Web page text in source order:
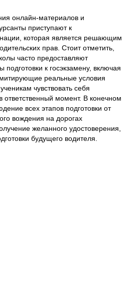
онлайн-материалов и
приступают к
которая является решающим
прав. Стоит отметить,
часто предоставляют
к госэкзамену, включая
реальные условия
чувствовать себя
ответственный момент. В конечном
всех этапов подготовки от
вождения на дорогах
желанного удостоверения,
будущего водителя.